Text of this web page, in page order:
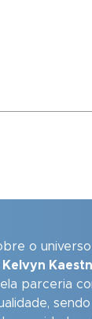
o universo
Kelvyn
parceria